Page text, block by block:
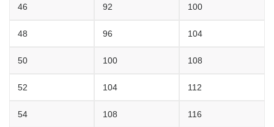
46 92 100
48 96 104
50 100 108
52 104 112
54 108 116